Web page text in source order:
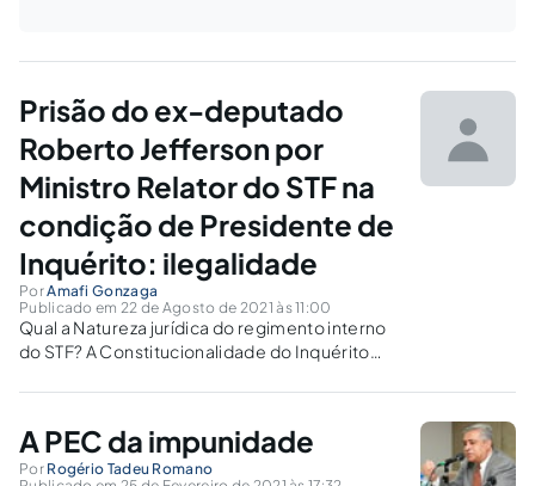
Prisão do ex-deputado
Roberto Jefferson por
Ministro Relator do STF na
condição de Presidente de
Inquérito: ilegalidade
PorAmafi Gonzaga
Publicado em 22 de Agosto de 2021 às 11:00
Qual a Natureza jurídica do regimento interno
do STF? A Constitucionalidade do Inquérito
Instituição velada do juízo da instrução? O
para prisão preventiva?
A PEC da impunidade
Por Rogério Tadeu Romano